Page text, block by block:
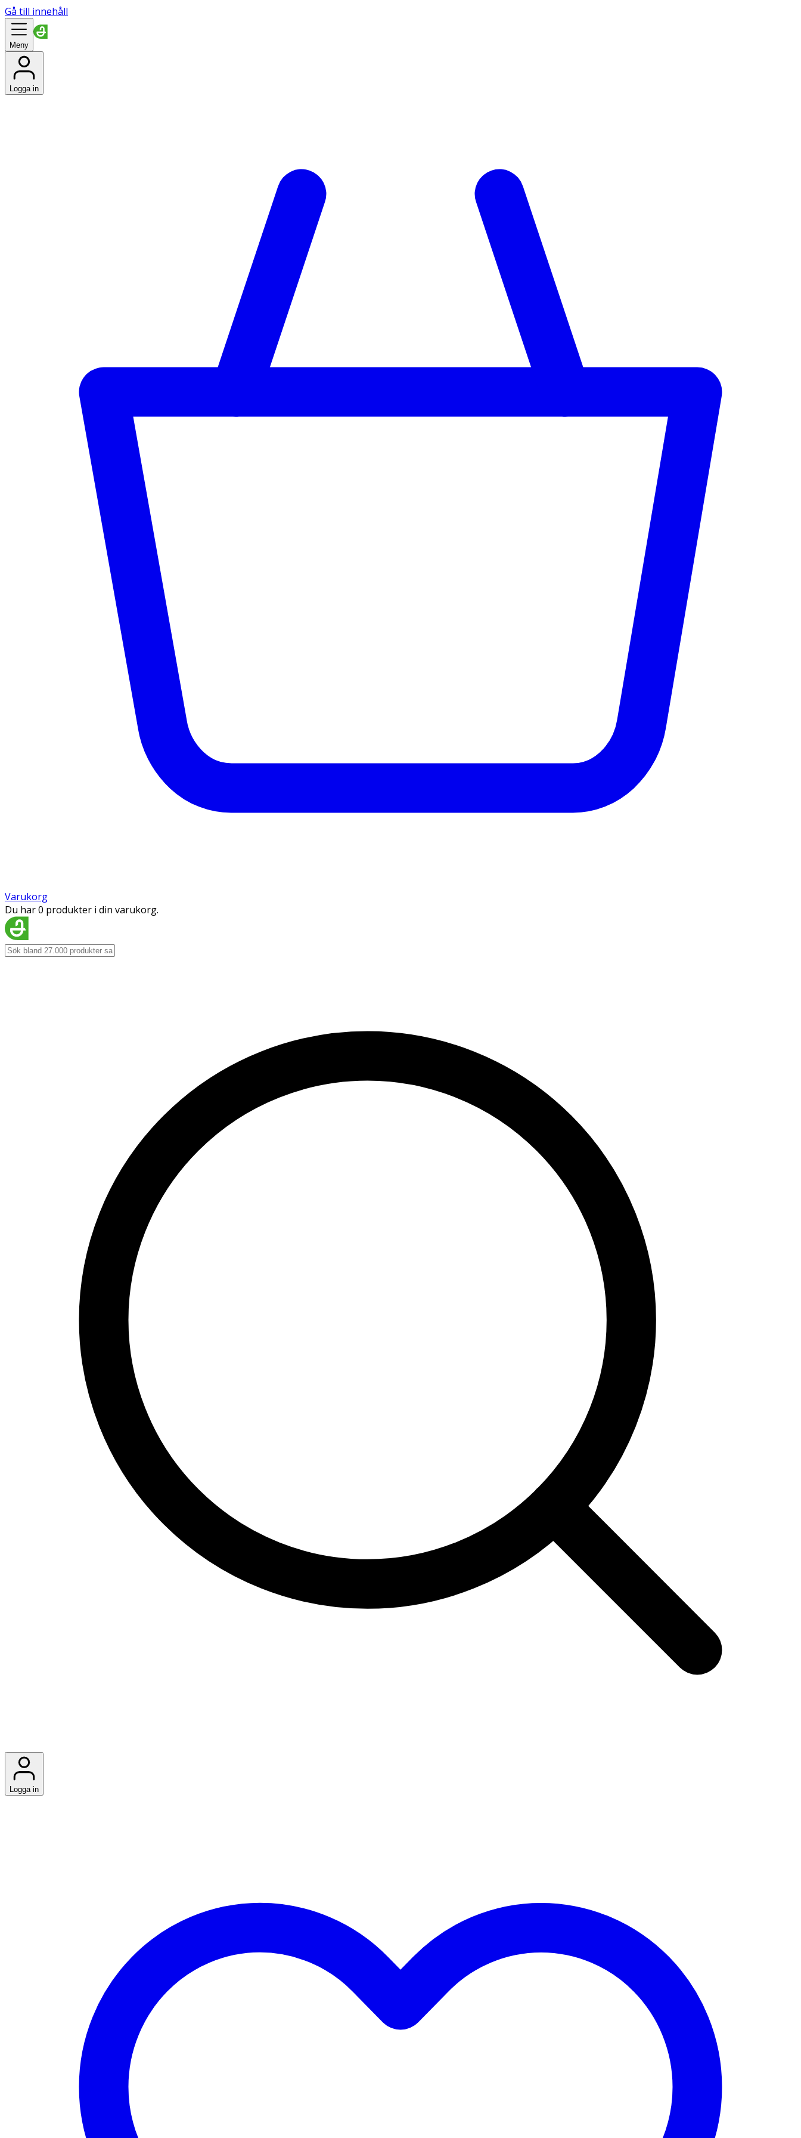
Gå till innehåll
Meny
Logga in
Varukorg
Du har 0 produkter i din varukorg.
Logga in